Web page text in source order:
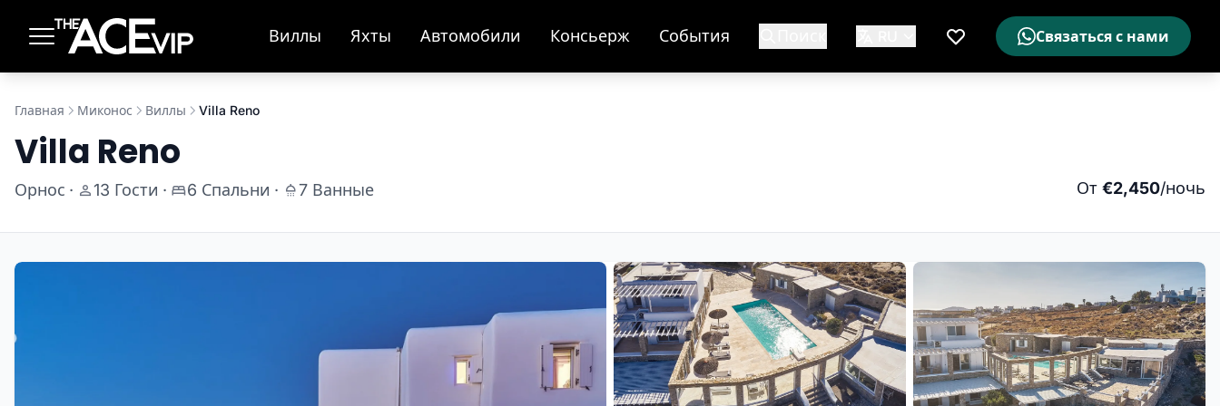
Виллы Яхты Автомобили Консьерж События
Мой список желаемого
Связаться с нами
Главная Миконос Виллы Villa Reno
Villa Reno
Орнос · 13 Гости · 6 Спальни · 7 Ванные От €2,450/ночь